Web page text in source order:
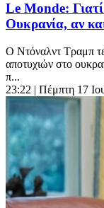
Le Monde:
Ουκρανία, αν
Ο Ντόναλντ Τραμπ
αποτυχιών στο
π...
23:22 | Πέμπτη 17